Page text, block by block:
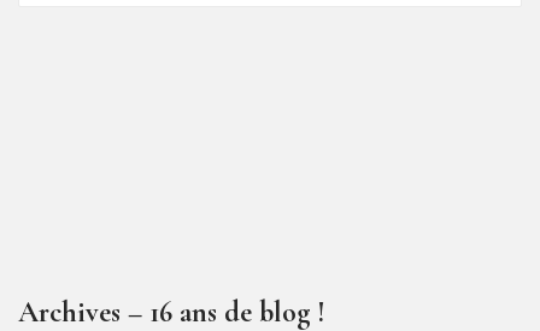
Archives – 16 ans de blog !